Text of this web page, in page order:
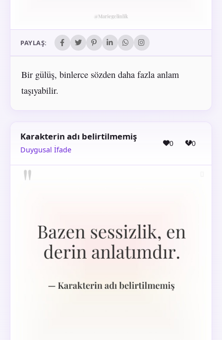
PAYLAŞ:
Bir gülüş, binlerce sözden daha fazla anlam
taşıyabilir.
Karakterin adı belirtilmemiş
Duygusal İfade
0 0